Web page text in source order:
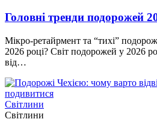
Головні тренди подорожей
Мікро-ретайрмент та “тихі”
2026 році? Світ подорожей у 2026
від…
Світлини
Світлини